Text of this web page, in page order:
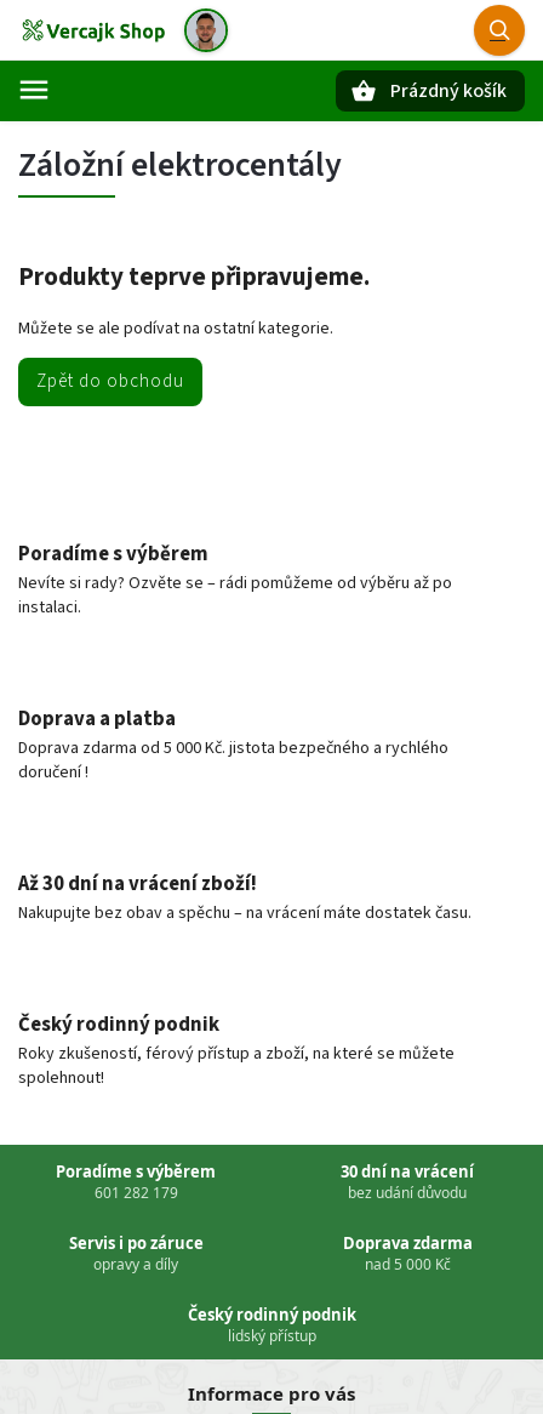
Prázdný košík
Záložní elektrocentály
Produkty teprve připravujeme.
Můžete se ale podívat na ostatní kategorie.
Zpět do obchodu
Poradíme s výběrem
Nevíte si rady? Ozvěte se – rádi pomůžeme od výběru až po
instalaci.
Doprava a platba
Doprava zdarma od 5 000 Kč. jistota bezpečného a rychlého
doručení !
Až 30 dní na vrácení zboží!
Nakupujte bez obav a spěchu – na vrácení máte dostatek času.
Český rodinný podnik
Roky zkušeností, férový přístup a zboží, na které se můžete
spolehnout!
Poradíme s výběrem
601 282 179
30 dní na vrácení
bez udání důvodu
Servis i po záruce
opravy a díly
Doprava zdarma
nad 5 000 Kč
Český rodinný podnik
lidský přístup
Informace pro vás